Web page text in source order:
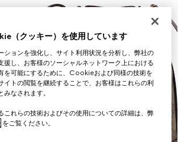
（クッキー）を使用しています
ションを強化し、サイト利用状況を分析し、弊社の
援し、お客様のソーシャルネットワーク上における
を可能にするために、Cookieおよび同様の技術を
イトの閲覧を継続することで、お客様はこれらの利
なされます。
これらの技術およびその使用についての詳細は、弊
をご覧ください。